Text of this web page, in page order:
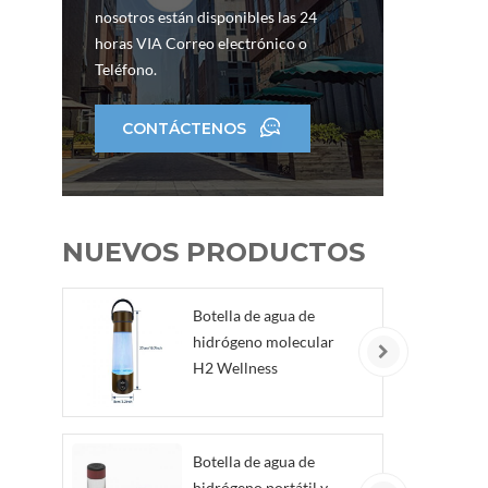
nosotros están disponibles las 24
horas VIA Correo electrónico o
Teléfono.
CONTÁCTENOS
NUEVOS PRODUCTOS
Botella de agua de
hidrógeno molecular
H2 Wellness
Botella de agua de